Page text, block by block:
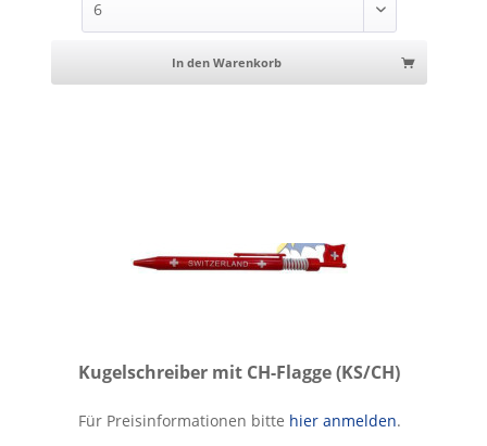
In den Warenkorb
Kugelschreiber mit CH-Flagge (KS/CH)
Kugelschreiber mit CH-Flagge
Für Preisinformationen bitte hier anmelden.